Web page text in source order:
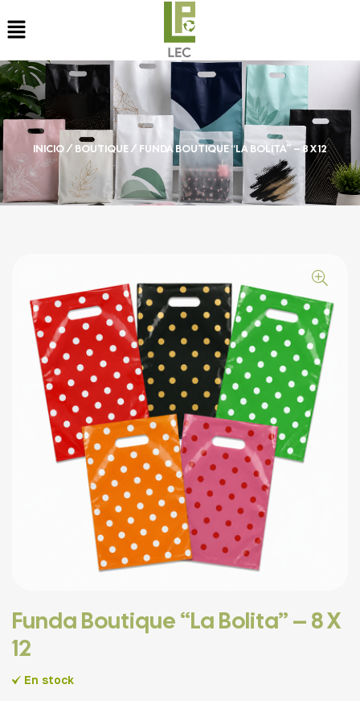
INICIO/ BOUTIQUE/ FUNDA BOUTIQUE “LA BOLITA” – 8 X 12
Funda Boutique “La Bolita” – 8 X
12
En stock